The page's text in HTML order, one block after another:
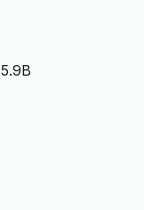
5.9B